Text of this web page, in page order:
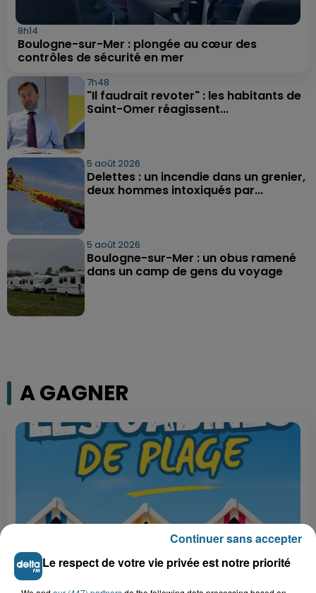
8h14
Boulogne-sur-Mer : plongée au cœur des
contrôles de sécurité en mer
7h48
"Il faudrait revoter" : les habitants de
Saint-Omer réagissent...
5 août 2026
Delettes : un incendie dans un grenier,
deux hommes intoxiqués par...
5 août 2026
Boulogne-sur-Mer : un obus ramené
dans un camp de gens du voyage
A GAGNER
Grand jeu de l'été : les cabines de plages
Le respect de votre vie privée est notre priorité
Continuer sans accepter